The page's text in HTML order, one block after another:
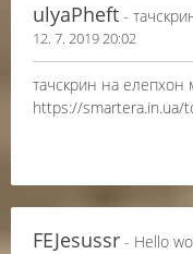
ulyaPheft -
12. 7. 2019 20:02
тачскрин на елепхон
https://smartera.in.ua/
FEJesussr - Hello